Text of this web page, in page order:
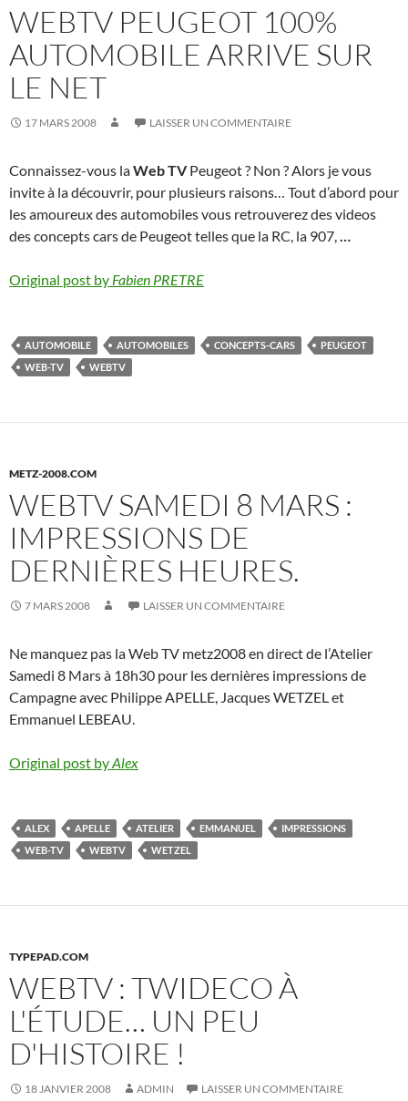
WEBTV PEUGEOT 100%
AUTOMOBILE ARRIVE SUR
LE NET
17 MARS 2008 LAISSER UN COMMENTAIRE
Connaissez-vous laWeb TVPeugeot ? Non ? Alors je vous
invite à la découvrir, pour plusieurs raisons… Tout d’abord pour
les amoureux des automobiles vous retrouverez des videos
des concepts cars de Peugeot telles que la RC, la 907,…
Original post by Fabien PRETRE
AUTOMOBILE AUTOMOBILES CONCEPTS-CARS
PEUGEOT
WEB-TV
WEBTV
METZ-2008.COM
WEBTV SAMEDI 8 MARS :
IMPRESSIONS DE
DERNIÈRES HEURES.
7 MARS 2008 LAISSER UN COMMENTAIRE
Ne manquez pas la Web TV metz2008 en direct de l’Atelier
Samedi 8 Mars à 18h30 pour les dernières impressions de
Campagne avec Philippe APELLE, Jacques WETZEL et
Emmanuel LEBEAU.
Original post byAlex
ALEX APELLE ATELIER EMMANUEL
IMPRESSIONS
WEB-TV
WEBTV WETZEL
TYPEPAD.COM
WEBTV : TWIDECO À
L'ÉTUDE… UN PEU
D'HISTOIRE !
18 JANVIER 2008 ADMIN LAISSER UN COMMENTAIRE